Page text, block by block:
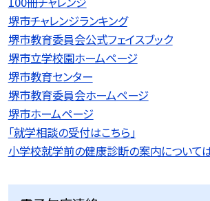
堺市チャレンジランキング
堺市教育委員会公式フェイスブック
堺市立学校園ホームページ
堺市教育センター
堺市教育委員会ホームページ
堺市ホームページ
「就学相談の受付はこちら」
小学校就学前の健康診断の案内について